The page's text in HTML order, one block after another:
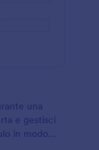
una
e gestisci
in modo